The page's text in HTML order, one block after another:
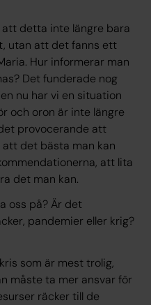
detta inte längre bara
utan att det fanns ett
Hur informerar man
Det funderade nog
nu har vi en situation
och oron är inte längre
provocerande att
det bästa man kan
att lita
det man kan.
oss på? Är det
pandemier eller krig?
som är mest trolig,
måste ta mer ansvar för
räcker till de